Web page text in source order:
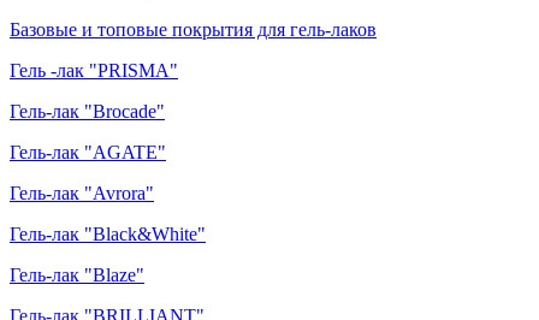
Базовые и топовые покрытия для гель-лаков
Гель -лак "PRISMA"
Гель-лак "Brocade"
Гель-лак "AGATE"
Гель-лак "Avrora"
Гель-лак "Black&White"
Гель-лак "Blaze"
Гель-лак "BRILLIANT"